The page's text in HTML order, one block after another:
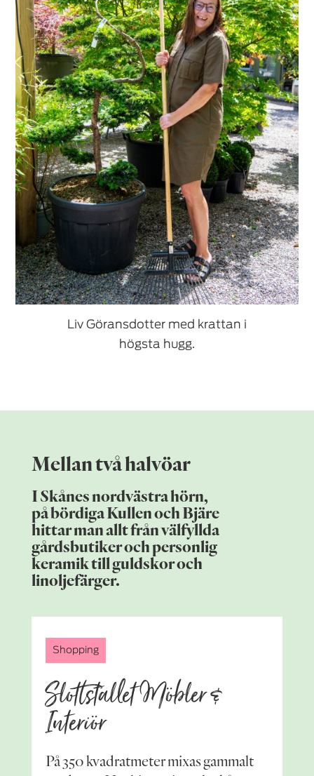
Liv Göransdotter med krattan i
högsta hugg.
Mellan två halvöar
I Skånes nordvästra hörn,
på bördiga Kullen och Bjäre
hittar man allt från välfyllda
gårdsbutiker och personlig
keramik till guldskor och
linoljefärger.
Shopping
Slottstallet Möbler &
Interiör
På 350 kvadratmeter mixas gammalt